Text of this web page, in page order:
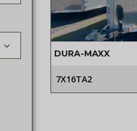
DURA-MAXX
7X16TA2